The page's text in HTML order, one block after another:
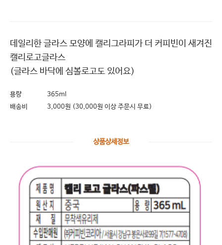
데일리한 글라스 모양에 캘리그라피가 더 커피빈이 새겨진
캘리로고글라스
(글라스 바닥에 심볼로고도 있어요)
용량
365ml
배송비
3,000원 (30,000원 이상 주문시 무료)
상품상세정보